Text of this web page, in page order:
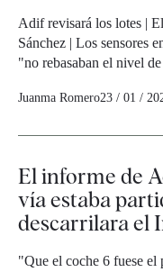
Adif revisará los lotes |
Sánchez | Los sensores
"no rebasaban el nivel
Juanma Romero23 / 01 /
El informe de
vía estaba
descarrilara el
"Que el coche 6 fuese el